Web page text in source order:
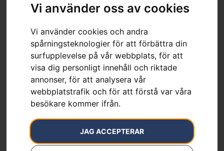
Vi använder oss av cookies
Vi använder cookies och andra
spårningsteknologier för att förbättra din
surfupplevelse på vår webbplats, för att
visa dig personligt innehåll och riktade
annonser, för att analysera vår
webbplatstrafik och för att förstå var våra
besökare kommer ifrån.
JAG ACCEPTERAR
»Webbutik»HUSQVARNA 360BT
HUSQVARNA 360BT
Artikelnummer: 967144304
Trädgård
Husqvarna